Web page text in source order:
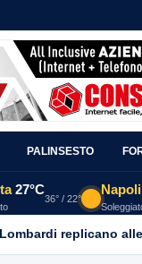
PALINSESTO
27°C
36° / 22°
Napoli
replicano